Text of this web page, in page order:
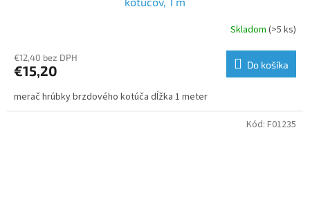
Skladom (>5 ks)
€12,40 bez DPH
€15,20 Do košíka
merač hrúbky brzdového kotúča dĺžka 1 meter
Kód: F01235